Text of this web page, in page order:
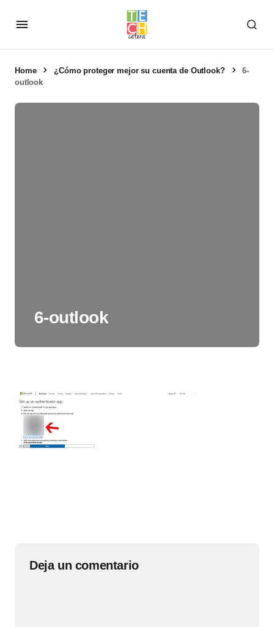
Home ¿Cómo proteger mejor su cuenta de Outlook?
6-
outlook
6-outlook
Deja un comentario